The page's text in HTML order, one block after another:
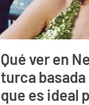
Qué ver en
turca
que es ideal